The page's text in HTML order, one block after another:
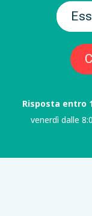
Risposta entro
venerdì dalle